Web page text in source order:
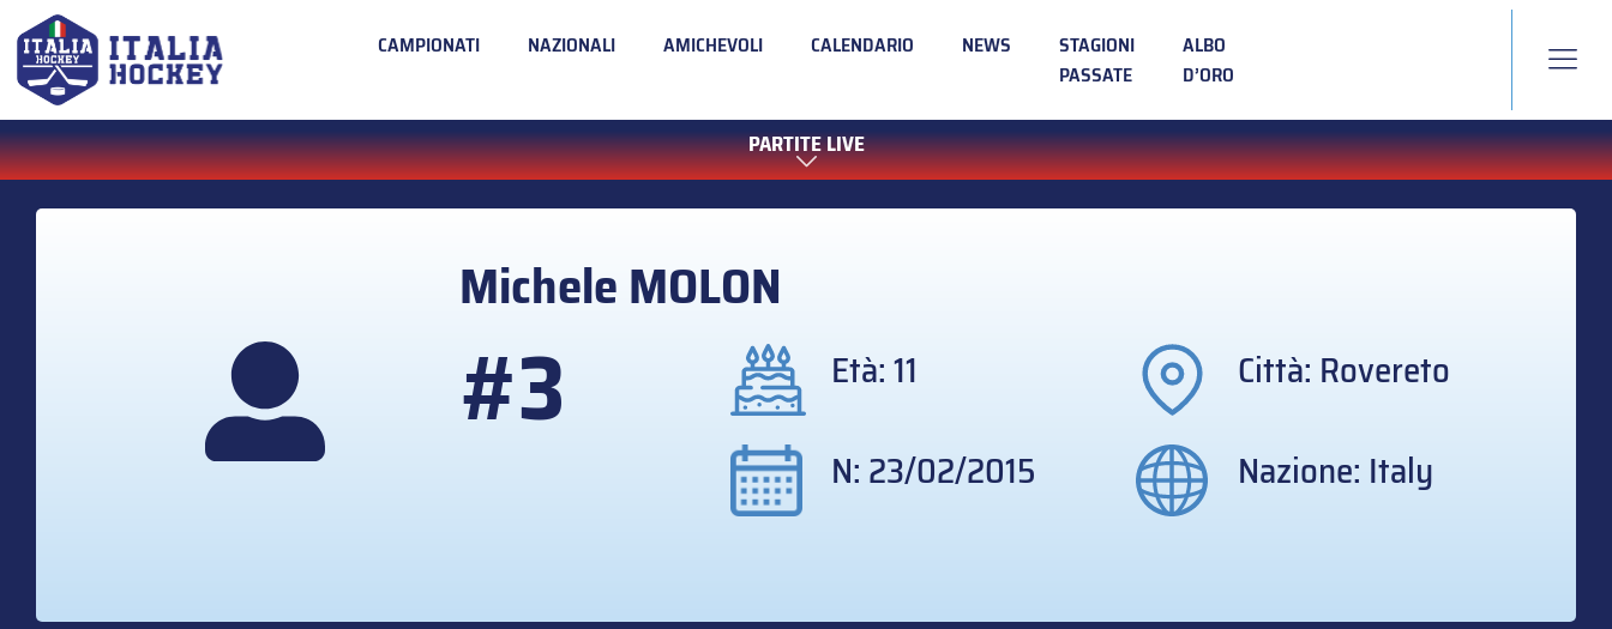
CAMPIONATI NAZIONALI AMICHEVOLI CALENDARIO NEWS
STAGIONI
PASSATE
ALBO
D’ORO
PARTITE LIVE
MicheleMOLON
#3 Età: 11
Città: Rovereto
N: 23/02/2015
Nazione: Italy